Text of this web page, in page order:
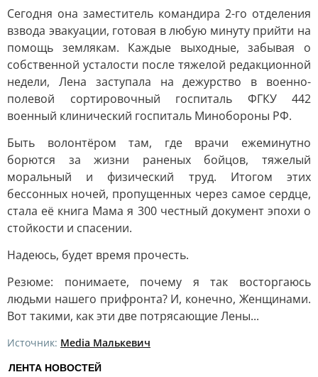
Сегодня она заместитель командира 2-го отделения
взвода эвакуации, готовая в любую минуту прийти на
помощь землякам. Каждые выходные, забывая о
собственной усталости после тяжелой редакционной
недели, Лена заступала на дежурство в военно-
полевой сортировочный госпиталь ФГКУ 442
военный клинический госпиталь Минобороны РФ.
Быть волонтёром там, где врачи ежеминутно
борются за жизни раненых бойцов, тяжелый
моральный и физический труд. Итогом этих
бессонных ночей, пропущенных через самое сердце,
стала её книга Мама я 300 честный документ эпохи о
стойкости и спасении.
Надеюсь, будет время прочесть.
Резюме: понимаете, почему я так восторгаюсь
людьми нашего прифронта? И, конечно, Женщинами.
Вот такими, как эти две потрясающие Лены...
Источник: Media Малькевич
ЛЕНТА НОВОСТЕЙ